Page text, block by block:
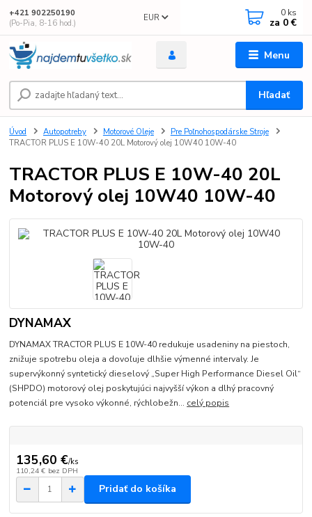
Menu
EUR
Hľadať
+421 902250190
(Po-Pia, 8-16 hod.)
0 ks
za 0 €
Úvod Autopotreby Motorové Oleje
Pre Poľnohospodárske Stroje
TRACTOR PLUS E 10W-40 20L Motorový olej 10W40 10W-40
TRACTOR PLUS E 10W-40 20L
Motorový olej 10W40 10W-40
DYNAMAX
DYNAMAX TRACTOR PLUS E 10W-40 redukuje usadeniny na piestoch,
znižuje spotrebu oleja a dovoľuje dlhšie výmenné intervaly. Je
supervýkonný syntetický dieselový „Super High Performance Diesel Oil“
(SHPDO) motorový olej poskytujúci najvyšší výkon a dlhý pracovný
potenciál pre vysoko výkonné, rýchlobežn... celý popis
135,60 €/ks
110,24 € bez DPH
Pridať do košíka